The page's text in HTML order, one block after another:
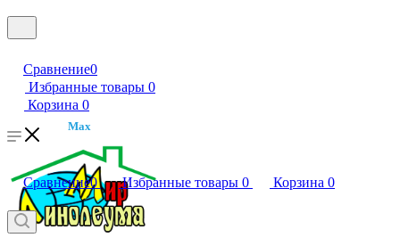
Сравнение0
Избранные товары 0
Корзина 0
Max
Сравнение0 Избранные товары 0 Корзина 0